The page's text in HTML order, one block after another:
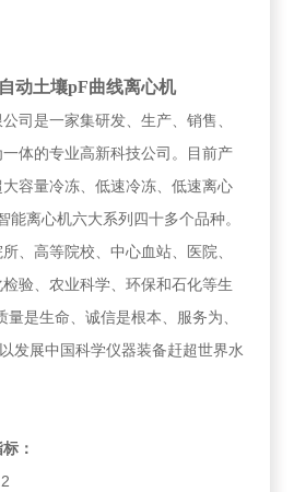
动土壤pF曲线离心机
司是一家集研发、生产、销售、
体的专业高新科技公司。目前产
容量冷冻、低速冷冻、低速离心
能离心机六大系列四十多个品种。
、高等院校、中心血站、医院、
验、农业科学、环保和石化等生
量是生命、诚信是根本、服务为、
发展中国科学仪器装备赶超世界水
：